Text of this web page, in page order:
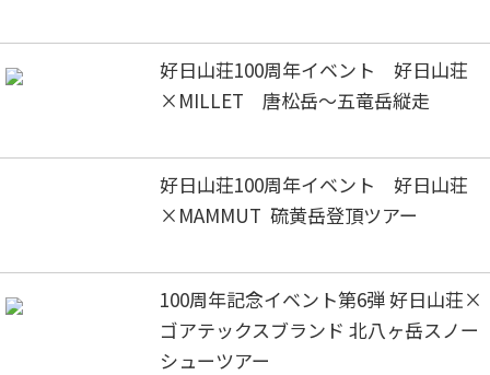
好日山荘100周年イベント 好日山荘
×MILLET 唐松岳～五竜岳縦走
好日山荘100周年イベント 好日山荘
×MAMMUT 硫黄岳登頂ツアー
100周年記念イベント第6弾 好日山荘×
ゴアテックスブランド 北八ヶ岳スノー
シューツアー